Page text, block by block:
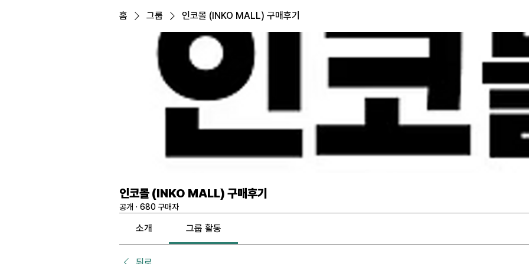
홈 그룹 인코몰 (INKO MALL) 구매후기
인코몰 (INKO MALL) 구매후기
공개 · 680 구매자
소개 그룹 활동